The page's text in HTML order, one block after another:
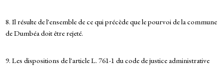
8. Il résulte de l'ensemble de ce qui précède que le pourvoi de la commune
de Dumbéa doit être rejeté.
9. Les dispositions de l'article L. 761-1 du code de justice administrative